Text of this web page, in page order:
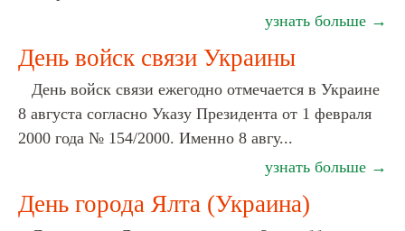
узнать больше →
День войск связи Украины
День войск связи ежегодно отмечается в Украине
8 августа согласно Указу Президента от 1 февраля
2000 года № 154/2000. Именно 8 авгу...
узнать больше →
День города Ялта (Украина)